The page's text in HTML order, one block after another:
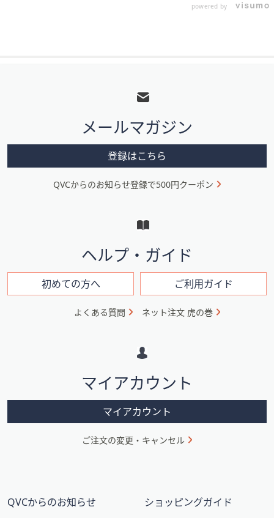
powered by
メ
ニ
ン
ン
メールマガジン
登録はこちら
QVCからのお知らせ登録で500円クーポン
ヘルプ・ガイド
初めての方へ ご利用ガイド
よくある質問 ネット注文 虎の巻
マイアカウント
マイアカウント
ご注文の変更・キャンセル
QVCからのお知らせ ショッピングガイド